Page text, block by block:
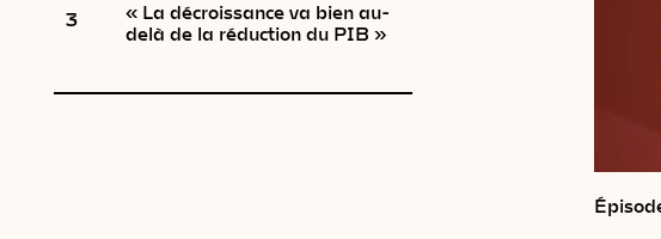
3
« La décroissance va bien au-
delà de la réduction du PIB »